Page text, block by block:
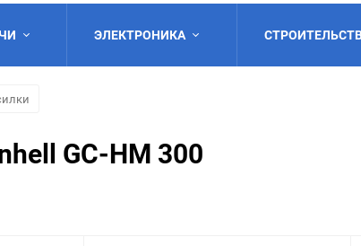
ЭЛЕКТРОНИКА
GC-HM 300